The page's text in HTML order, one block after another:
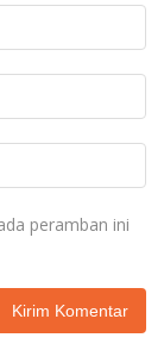
peramban ini